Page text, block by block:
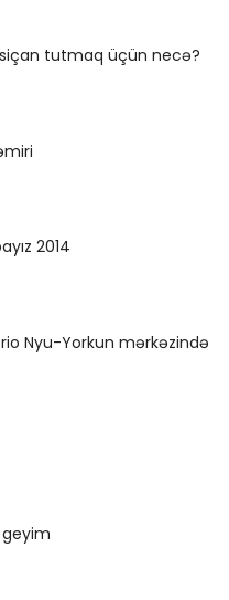
tutmaq üçün necə?
2014
Nyu-Yorkun mərkəzində